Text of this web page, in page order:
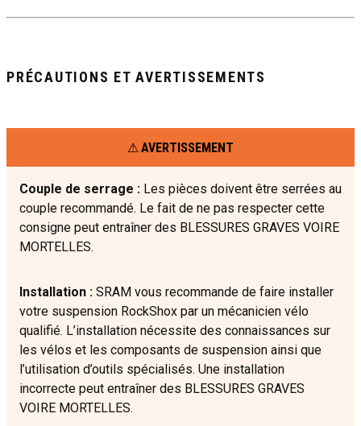
PRÉCAUTIONS ET AVERTISSEMENTS
AVERTISSEMENT
Couple de serrage : Les pièces doivent être serrées au
couple recommandé. Le fait de ne pas respecter cette
consigne peut entraîner des BLESSURES GRAVES VOIRE
MORTELLES.
Installation : SRAM vous recommande de faire installer
votre suspension RockShox par un mécanicien vélo
qualifié. L’installation nécessite des connaissances sur
les vélos et les composants de suspension ainsi que
l’utilisation d’outils spécialisés. Une installation
incorrecte peut entraîner des BLESSURES GRAVES
VOIRE MORTELLES.